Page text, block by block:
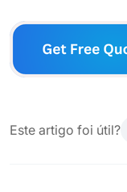
Este artigo foi útil?